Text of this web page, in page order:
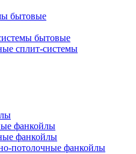
бытовые
бытовые
сплит-системы
фанкойлы
фанкойлы
потолочные фанкойлы